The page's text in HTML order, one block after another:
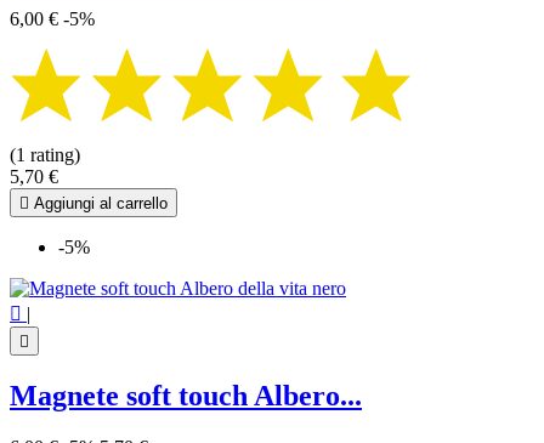
6,00 € -5%
(1 rating)
5,70 €
 Aggiungi al carrello
-5%
 |

Magnete soft touch Albero...